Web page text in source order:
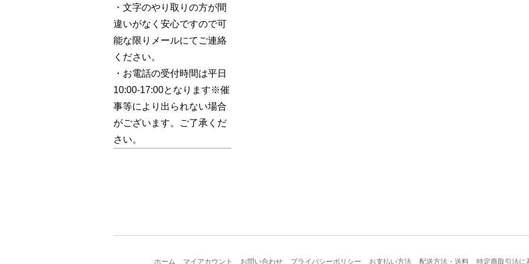
・文字のやり取りの方が間
違いがなく安心ですので可
能な限りメールにてご連絡
ください。
・お電話の受付時間は平日
10:00-17:00となります※催
事等により出られない場合
がございます。ご了承くだ
さい。
ホーム マイアカウント お問い合わせ プライバシーポリシー お支払い方法 配送方法・送料 特定商取引法に